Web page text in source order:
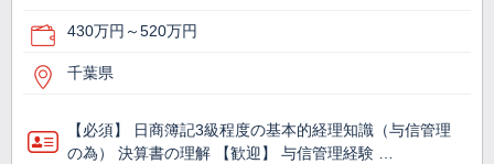
430万円～520万円
千葉県
【必須】 日商簿記3級程度の基本的経理知識（与信管理
の為） 決算書の理解 【歓迎】 与信管理経験 …